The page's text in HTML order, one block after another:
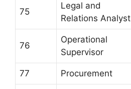
75
Legal and
Relations Analyst
76
Operational
Supervisor
77 Procurement